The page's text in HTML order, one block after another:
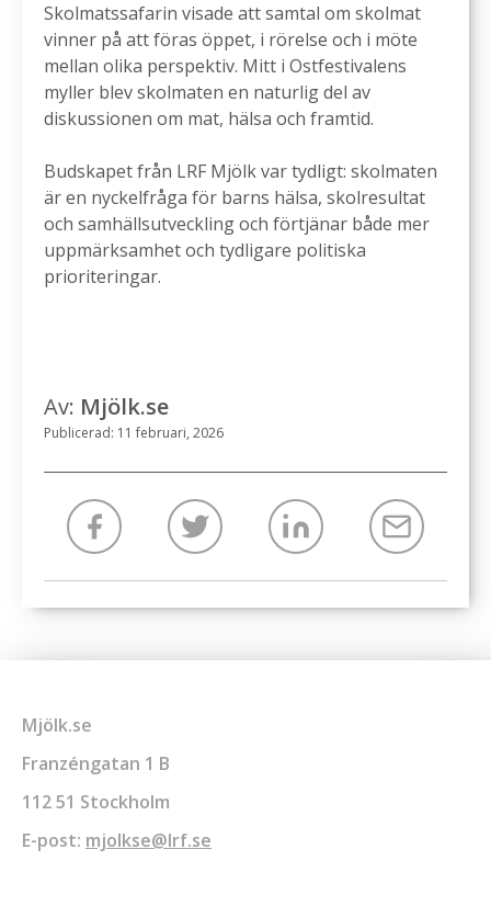
Skolmatssafarin visade att samtal om skolmat
vinner på att föras öppet, i rörelse och i möte
mellan olika perspektiv. Mitt i Ostfestivalens
myller blev skolmaten en naturlig del av
diskussionen om mat, hälsa och framtid.
Budskapet från LRF Mjölk var tydligt: skolmaten
är en nyckelfråga för barns hälsa, skolresultat
och samhällsutveckling och förtjänar både mer
uppmärksamhet och tydligare politiska
prioriteringar.
Av: Mjölk.se
Publicerad: 11 februari, 2026
Mjölk.se
Franzéngatan 1 B
112 51 Stockholm
E-post: mjolkse@lrf.se